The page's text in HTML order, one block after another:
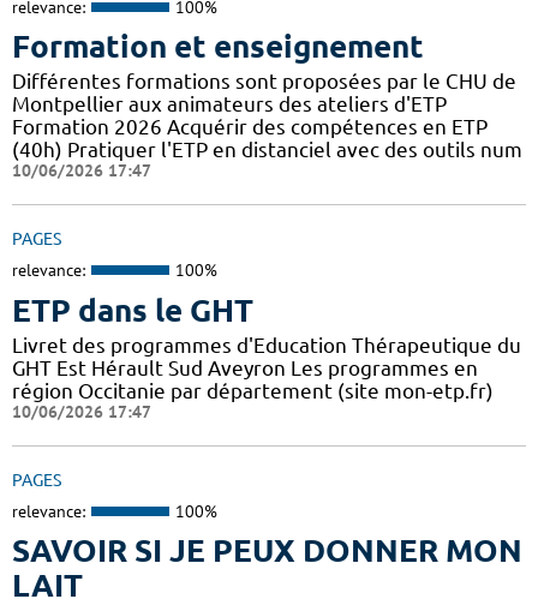
relevance: 100%
Formation et enseignement
Différentes formations sont proposées par le CHU de
Montpellier aux animateurs des ateliers d'ETP
Formation 2026 Acquérir des compétences en ETP
(40h) Pratiquer l'ETP en distanciel avec des outils num
10/06/2026 17:47
PAGES
relevance: 100%
ETP dans le GHT
Livret des programmes d'Education Thérapeutique du
GHT Est Hérault Sud Aveyron Les programmes en
région Occitanie par département (site mon-etp.fr)
10/06/2026 17:47
PAGES
relevance: 100%
SAVOIR SI JE PEUX DONNER MON
LAIT